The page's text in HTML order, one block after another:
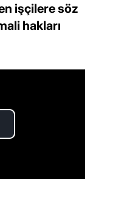
işçilere söz
hakları